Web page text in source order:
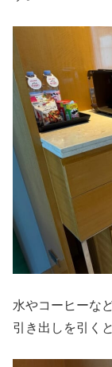
水やコーヒーな
引き出しを引く